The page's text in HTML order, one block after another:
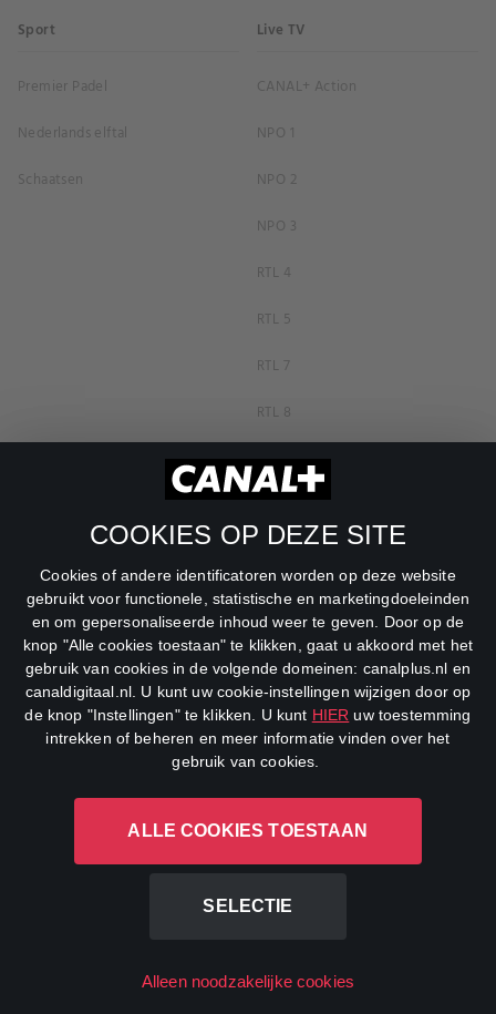
COOKIES OP DEZE SITE
Cookies of andere identificatoren worden op deze website
gebruikt voor functionele, statistische en marketingdoeleinden
en om gepersonaliseerde inhoud weer te geven. Door op de
knop "Alle cookies toestaan" te klikken, gaat u akkoord met het
gebruik van cookies in de volgende domeinen: canalplus.nl en
canaldigitaal.nl. U kunt uw cookie-instellingen wijzigen door op
de knop "Instellingen" te klikken. U kunt HIER uw toestemming
intrekken of beheren en meer informatie vinden over het
gebruik van cookies.
ALLE COOKIES TOESTAAN
SELECTIE
Alleen noodzakelijke cookies
Sport
Premier Padel
Nederlands elftal
Schaatsen
Live TV
CANAL+ Action
NPO 1
NPO 2
NPO 3
RTL 4
RTL 5
RTL 7
RTL 8
RTL Z
SBS6
Veronica
DreamWorks Channel
CANAL+ Luxembourg S. à r.l., Rue Albert Borschette 4, L-1246